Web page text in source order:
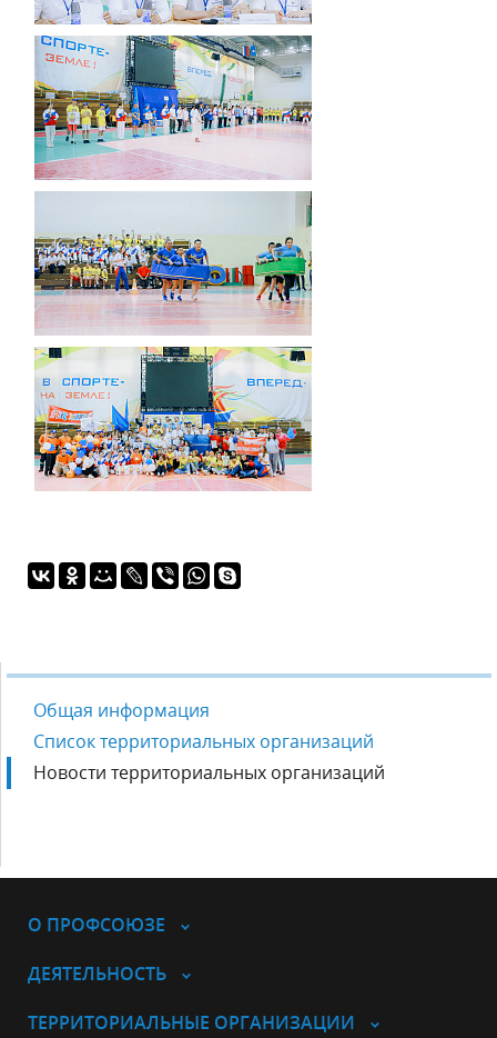
Общая информация
Список территориальных организаций
Новости территориальных организаций
О ПРОФСОЮЗЕ
ДЕЯТЕЛЬНОСТЬ
ТЕРРИТОРИАЛЬНЫЕ ОРГАНИЗАЦИИ